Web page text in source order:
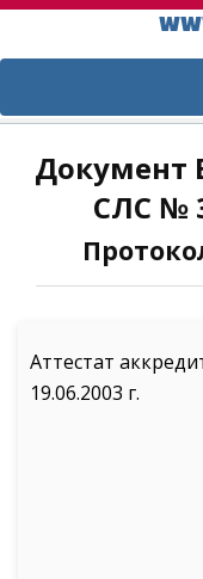
Документ
СЛС №
Аттестат
19.06.2003 г.